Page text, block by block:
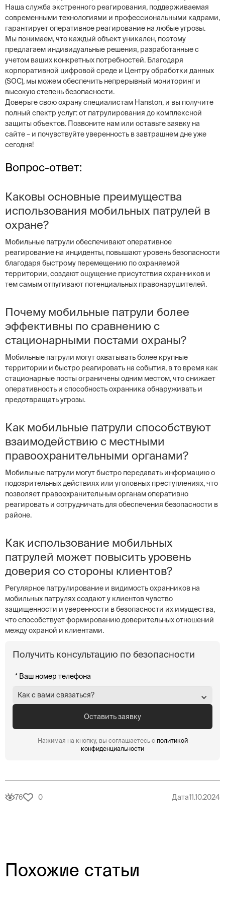
Наша служба экстренного реагирования, поддерживаемая
современными технологиями и профессиональными кадрами,
гарантирует оперативное реагирование на любые угрозы.
Мы понимаем, что каждый объект уникален, поэтому
предлагаем индивидуальные решения, разработанные с
учетом ваших конкретных потребностей. Благодаря
корпоративной цифровой среде и Центру обработки данных
(SOC), мы можем обеспечить непрерывный мониторинг и
высокую степень безопасности.
Доверьте свою охрану специалистам Hanston, и вы получите
полный спектр услуг: от патрулирования до комплексной
защиты объектов. Позвоните нам или оставьте заявку на
сайте – и почувствуйте уверенность в завтрашнем дне уже
сегодня!
Вопрос-ответ:
Каковы основные преимущества
использования мобильных патрулей в
охране?
Мобильные патрули обеспечивают оперативное
реагирование на инциденты, повышают уровень безопасности
благодаря быстрому перемещению по охраняемой
территории, создают ощущение присутствия охранников и
тем самым отпугивают потенциальных правонарушителей.
Почему мобильные патрули более
эффективны по сравнению с
стационарными постами охраны?
Мобильные патрули могут охватывать более крупные
территории и быстро реагировать на события, в то время как
стационарные посты ограничены одним местом, что снижает
оперативность и способность охранника обнаруживать и
предотвращать угрозы.
Как мобильные патрули способствуют
взаимодействию с местными
правоохранительными органами?
Мобильные патрули могут быстро передавать информацию о
подозрительных действиях или уголовных преступлениях, что
позволяет правоохранительным органам оперативно
реагировать и сотрудничать для обеспечения безопасности в
районе.
Как использование мобильных
патрулей может повысить уровень
доверия со стороны клиентов?
Регулярное патрулирование и видимость охранников на
мобильных патрулях создают у клиентов чувство
защищенности и уверенности в безопасности их имущества,
что способствует формированию доверительных отношений
между охраной и клиентами.
Получить консультацию по безопасности
Как с вами связаться?
Нажимая на кнопку, вы соглашаетесь с политикой
конфиденциальности
76 0 Дата11.10.2024
Похожие статьи